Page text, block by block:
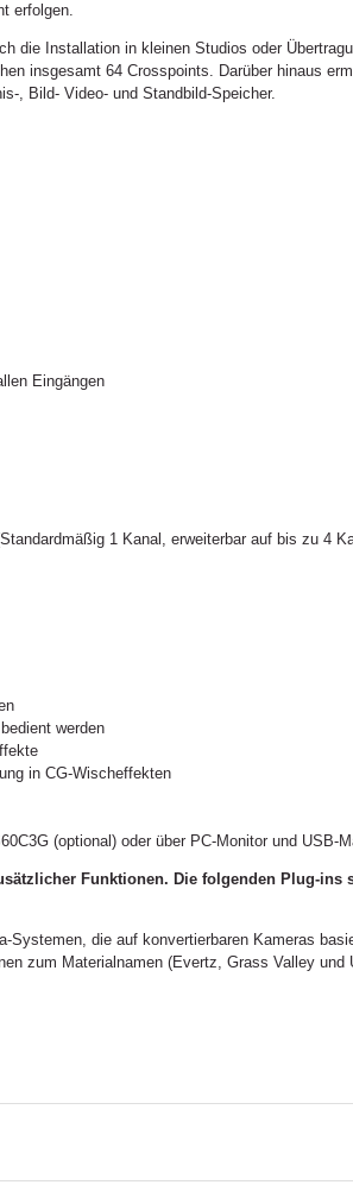
erfolgen.
die Installation in kleinen Studios oder
insgesamt 64 Crosspoints. Darüber hinaus
, Bild- Video- und Standbild-Speicher.
Eingängen
1 Kanal, erweiterbar auf bis zu 4
werden
in CG-Wischeffekten
(optional) oder über PC-Monitor und USB-
Funktionen. Die folgenden Plug-ins
Systemen, die auf konvertierbaren Kameras
zum Materialnamen (Evertz, Grass Valley und